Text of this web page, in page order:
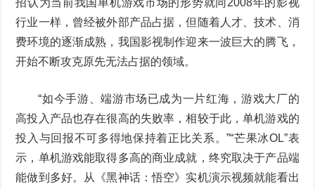
招认为当前我国单机游戏市场的形势就同2008年的影视
行业一样，曾经被外部产品占据，但随着人才、技术、消
费环境的逐渐成熟，我国影视制作迎来一波巨大的腾飞，
开始不断攻克原先无法占据的领域。
“如今手游、端游市场已成为一片红海，游戏大厂的
高投入产品也存在很高的失败率，相较于此，单机游戏的
投入与回报不可多得地保持着正比关系。”“芒果冰OL”表
示，单机游戏能取得多高的商业成就，终究取决于产品端
能做到多好。从《黑神话：悟空》实机演示视频就能看出